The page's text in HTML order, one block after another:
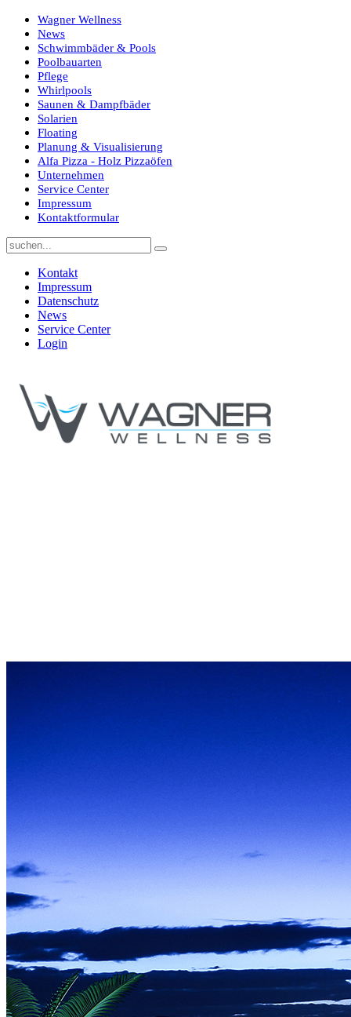
Wagner Wellness
News
Schwimmbäder & Pools
Poolbauarten
Pflege
Whirlpools
Saunen & Dampfbäder
Solarien
Floating
Planung & Visualisierung
Alfa Pizza - Holz Pizzaöfen
Unternehmen
Service Center
Impressum
Kontaktformular
Kontakt
Impressum
Datenschutz
News
Service Center
Login